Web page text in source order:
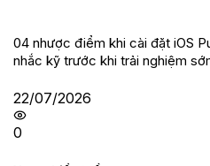
nhắc kỹ trước khi trải nghiệm sớm
22/07/2026
0
Xem nhiều tuần qua